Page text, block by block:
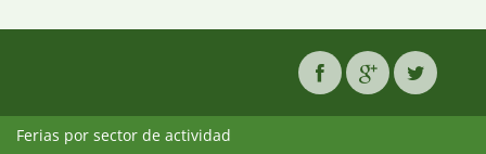
Ferias por sector de actividad